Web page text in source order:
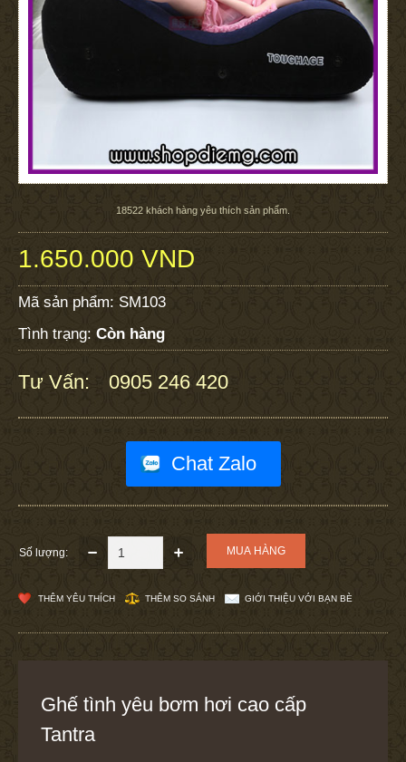
18522 khách hàng yêu thích sản phẩm.
1.650.000 VND
Mã sản phẩm: SM103
Tình trạng: Còn hàng
Tư Vấn: 0905 246 420
Chat Zalo
Số lượng:
THÊM YÊU THÍCH THÊM SO SÁNH GIỚI THIỆU VỚI BẠN BÈ
Ghế tình yêu bơm hơi cao cấp
Tantra